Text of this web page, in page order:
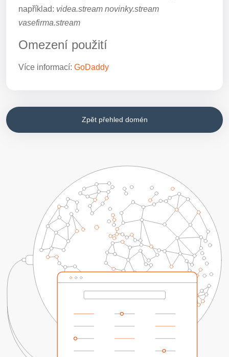
například: videa.stream novinky.stream
vasefirma.stream
Omezení použití
Více informací: GoDaddy
Zpět přehled domén